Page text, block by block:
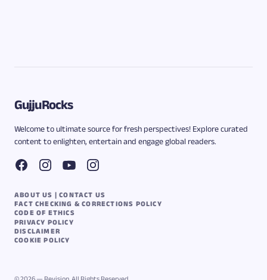
GujjuRocks
Welcome to ultimate source for fresh perspectives! Explore curated
content to enlighten, entertain and engage global readers.
ABOUT US | CONTACT US
FACT CHECKING & CORRECTIONS POLICY
CODE OF ETHICS
PRIVACY POLICY
DISCLAIMER
COOKIE POLICY